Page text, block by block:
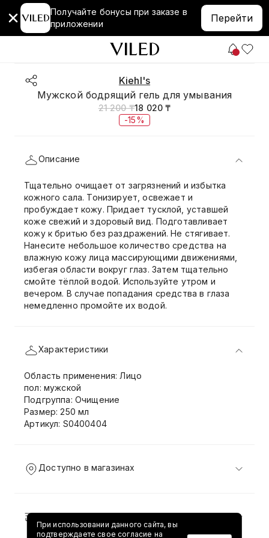
Получайте бонусы при заказе в
приложении
Перейти
Kiehl's
Мужской бодрящий гель для умывания
21 200 ₸18 020 ₸
-15%
Описание
Тщательно очищает от загрязнений и избытка
кожного сала. Тонизирует, освежает и
пробуждает кожу. Придает тусклой, уставшей
коже свежий и здоровый вид. Подготавливает
кожу к бритью без раздражений. Не стягивает.
Нанесите небольшое количество средства на
влажную кожу лица массирующими движениями,
избегая области вокруг глаз. Затем тщательно
смойте тёплой водой. Используйте утром и
вечером. В случае попадания средства в глаза
немедленно промойте их водой.
Характеристики
Область применения: Лицо
пол: мужской
Подгруппа: Очищение
Размер: 250 мл
Артикул: S0400404
Доступно в магазинах
Доставка и возврат
При использовании данного сайта, вы
подтверждаете свое согласие на